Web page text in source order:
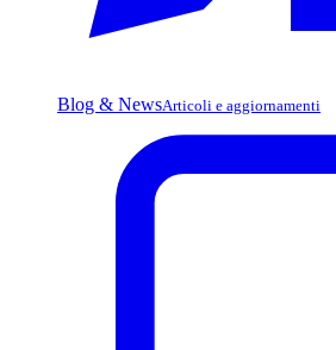
Blog & NewsArticoli e aggiornamenti